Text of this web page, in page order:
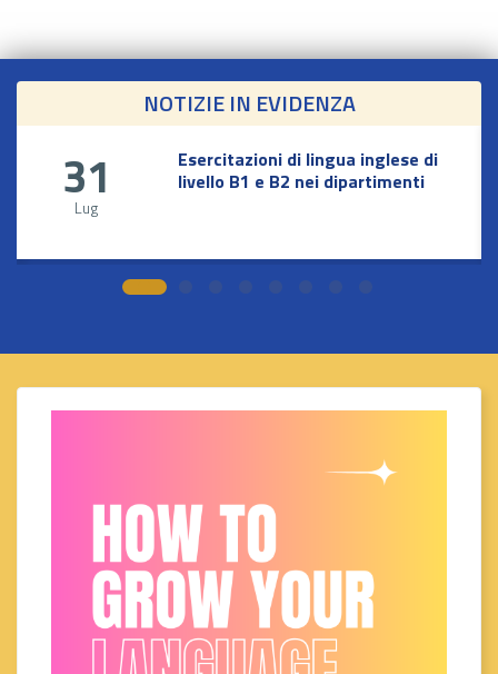
NOTIZIE IN EVIDENZA
31
Lug
Esercitazioni di lingua inglese di
livello B1 e B2 nei dipartimenti